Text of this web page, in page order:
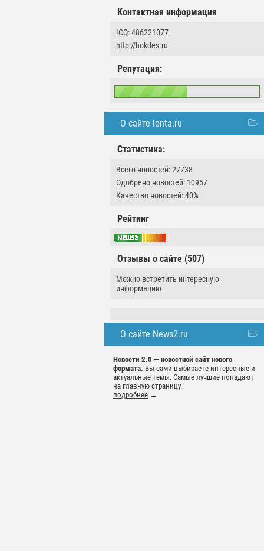
Контактная информация
ICQ:486221077
http://hokdes.ru
Репутация:
О сайте lenta.ru
Статистика:
Всего новостей: 27738
Одобрено новостей: 10957
Качество новостей: 40%
Рейтинг
Отзывы о сайте (507)
Можно встретить интересную
информацию
О сайте News2.ru
Новости 2.0 — новостной сайт нового
формата. Вы сами выбираете интересные и
актуальные темы. Самые лучшие попадают
на главную страницу.
подробнее →